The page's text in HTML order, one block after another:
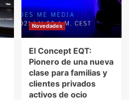
Novedades
El Concept EQT:
Pionero de una nueva
clase para familias y
clientes privados
activos de ocio